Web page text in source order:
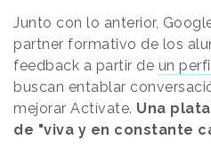
Junto con lo anterior,
partner formativo de los
feedback a partir de un
buscan entablar
mejorar Actívate. Una
de "viva y en constante